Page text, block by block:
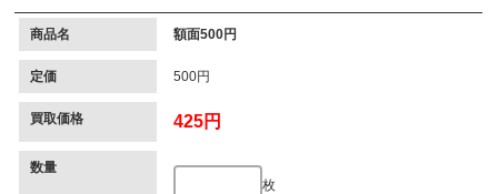
商品名 額面500円
定価 500円
買取価格 425円
数量
枚